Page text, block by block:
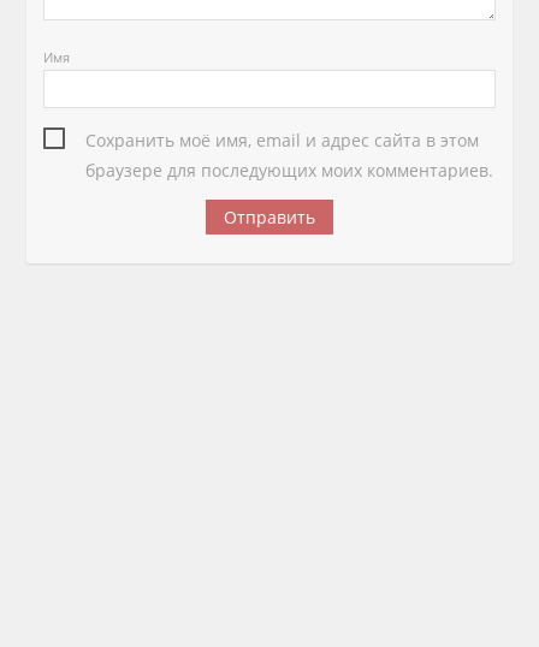
Имя
Сохранить моё имя, email и адрес сайта в этом
браузере для последующих моих комментариев.